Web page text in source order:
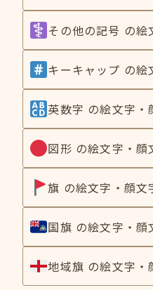
その他の記号 の
キーキャップ の
英数字 の絵文字・
図形 の絵文字・顔
旗 の絵文字・顔文
国旗 の絵文字・顔
地域旗 の絵文字・